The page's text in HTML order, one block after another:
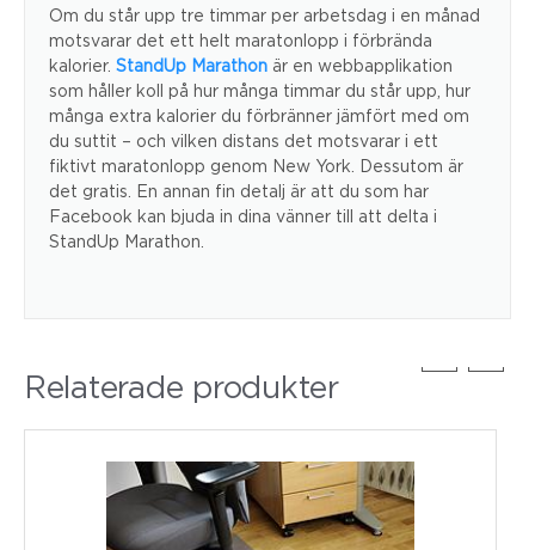
Om du står upp tre timmar per arbetsdag i en månad
motsvarar det ett helt maratonlopp i förbrända
kalorier. StandUp Marathon är en webbapplikation
som håller koll på hur många timmar du står upp, hur
många extra kalorier du förbränner jämfört med om
du suttit – och vilken distans det motsvarar i ett
fiktivt maratonlopp genom New York. Dessutom är
det gratis. En annan fin detalj är att du som har
Facebook kan bjuda in dina vänner till att delta i
StandUp Marathon.
Relaterade produkter